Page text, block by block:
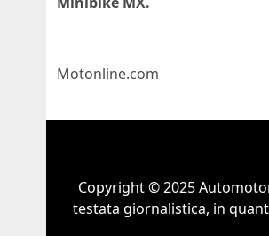
Motonline.com
Copyright © 2025
testata giornalistica, in